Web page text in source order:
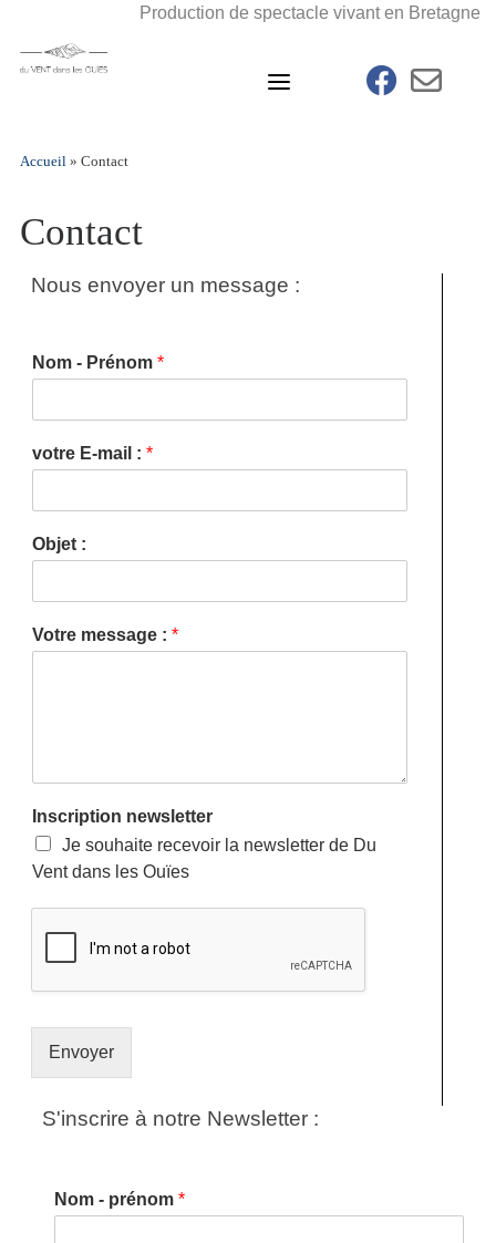
content
Production de spectacle vivant en Bretagne
fab fa-far fa-
Accueil » Contact
Contact
Nous envoyer un message :
Nom - Prénom *
votre E-mail : *
Objet :
Votre message : *
Inscription newsletter
Je souhaite recevoir la newsletter de Du
Vent dans les Ouïes
Envoyer
S'inscrire à notre Newsletter :
Nom - prénom *